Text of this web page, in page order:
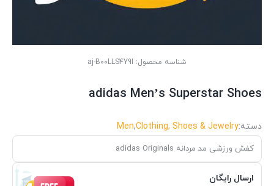
شناسه محصول: aj-B00LLS4Y9I
adidas Men’s Superstar Shoes
دسته:Clothing, Shoes & Jewelry
,
Men
کفش ورزشی مد مردانه adidas Originals
ارسال رایگان